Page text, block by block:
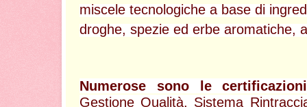
miscele tecnologiche a base di
droghe, spezie ed erbe aromatiche,
Numerose sono le
Gestione Qualità, Sistema